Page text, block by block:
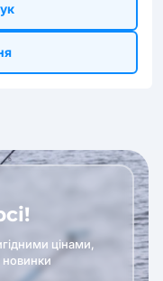
цінами,
новинки